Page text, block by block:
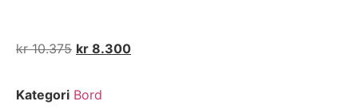
kr10.375 kr 8.300
Kategori Bord